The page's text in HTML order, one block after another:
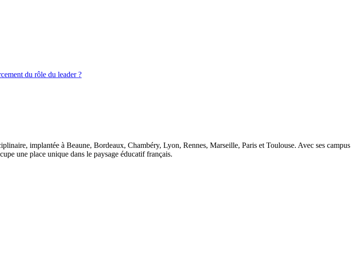
du rôle du leader ?
implantée à Beaune, Bordeaux, Chambéry, Lyon, Rennes, Marseille, Paris et Toulouse. Avec ses campus
une place unique dans le paysage éducatif français.